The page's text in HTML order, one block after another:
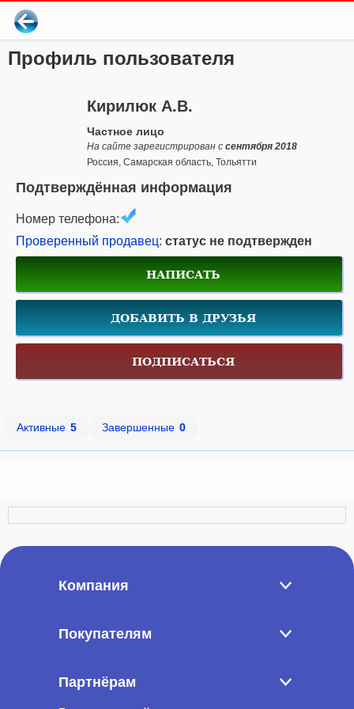
Профиль пользователя
Кирилюк А.В.
Частное лицо
На сайте зарегистрирован с сентября 2018
Россия, Самарская область, Тольятти
Подтверждённая информация
Номер телефона:
Проверенный продавец: статус не подтвержден
НАПИСАТЬ
ДОБАВИТЬ В ДРУЗЬЯ
ПОДПИСАТЬСЯ
Активные 5 Завершенные 0
Компания
Покупателям
Партнёрам